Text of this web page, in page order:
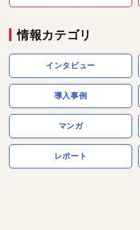
情報カテゴリ
インタビュー
導入事例
マンガ
レポート